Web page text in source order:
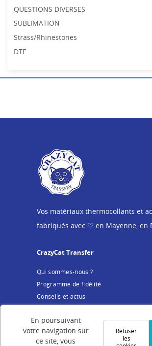
QUESTIONS DIVERSES
SUBLIMATION
Strass/Rhinestones
DTF
Vos matériaux thermocollants et
fabriqués avec ♡ en Mayenne, en
CrazyCat Transfer
Qui sommes-nous ?
Programme de fidélité
Conseils et actus
Mentions légales
En poursuivant
votre navigation sur
ce site, vous
Refuser
les